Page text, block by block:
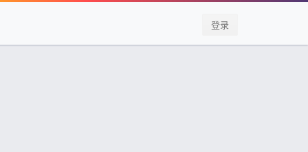
登录